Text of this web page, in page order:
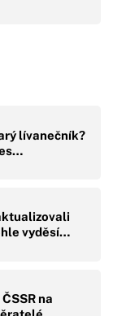
lívanečník?
vyděsí…
na